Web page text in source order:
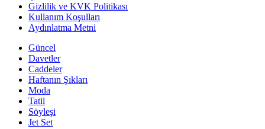
Gizlilik ve KVK Politikası
Kullanım Koşulları
Aydınlatma Metni
Güncel
Davetler
Caddeler
Haftanın Şıkları
Moda
Tatil
Söyleşi
Jet Set